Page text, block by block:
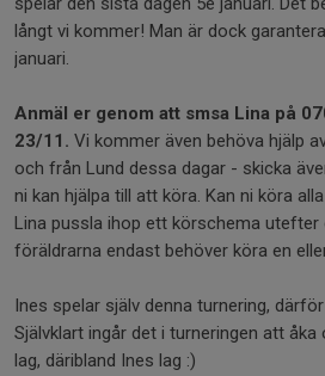
långt vi kommer! Man är dock
januari.
Anmäl er genom att smsa Lina på
23/11. Vi kommer även behöva hjälp
och från Lund dessa dagar - skicka
ni kan hjälpa till att köra. Kan ni köra
Lina pussla ihop ett körschema utefter
föräldrarna endast behöver köra en
Ines spelar själv denna turnering,
Självklart ingår det i turneringen att åka
lag, däribland Ines lag :)